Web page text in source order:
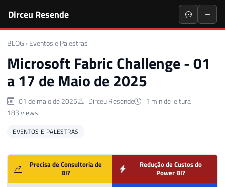
Dirceu Resende
BLOG › Eventos e Palestras
Microsoft Fabric Challenge - 01
a 17 de Maio de 2025
01 de maio de 2025 Dirceu Resende
1 min de leitura
183 views
EVENTOS E PALESTRAS
Precisa de Consultoria de
BI?
Redução de Custos do
Power BI?